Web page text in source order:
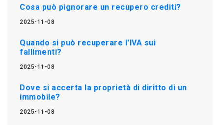
Cosa può pignorare un recupero crediti?
2025-11-08
Quando si può recuperare l'IVA sui
fallimenti?
2025-11-08
Dove si accerta la proprietà di diritto di un
immobile?
2025-11-08